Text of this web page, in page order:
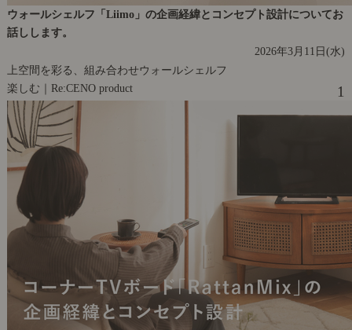
ウォールシェルフ「Liimo」の企画経緯とコンセプト設計についてお
話しします。
2026年3月11日(水)
上空間を彩る、組み合わせウォールシェルフ
楽しむ｜Re:CENO product
1